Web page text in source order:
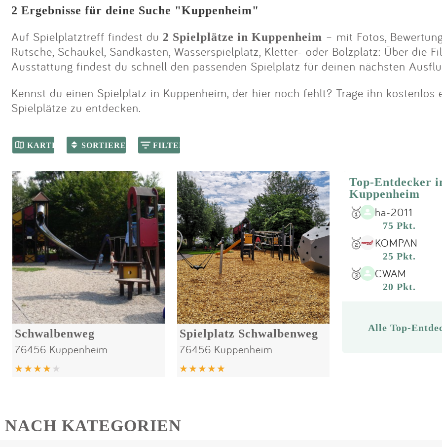
Anmelden
2 Ergebnisse für deine Suche "Kuppenheim"
Auf Spielplatztreff findest du 2 Spielplätze in Kuppenheim – mit Fotos,
Rutsche, Schaukel, Sandkasten, Wasserspielplatz, Kletter- oder Bolzplatz: Über die
Ausstattung findest du schnell den passenden Spielplatz für deinen nächsten
Kennst du einen Spielplatz in Kuppenheim, der hier noch fehlt? Trage ihn
Spielplätze zu entdecken.
KARTE SORTIEREN FILTER
Schwalbenweg
76456 Kuppenheim
Spielplatz Schwalbenweg
76456 Kuppenheim
Top-Entdecker
Kuppenheim
🥇 ha-2011
75 Pkt.
🥈 KOMPAN
25 Pkt.
🥉 CWAM
20 Pkt.
Alle Top-
NACH KATEGORIEN